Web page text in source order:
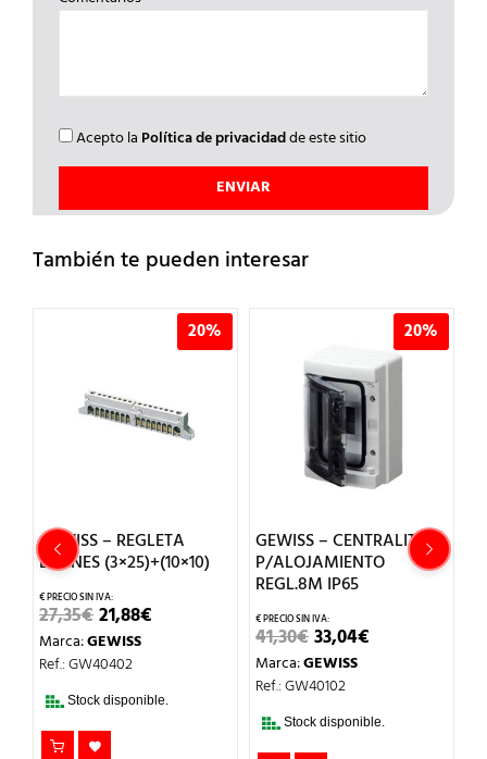
Acepto la Política de privacidadde este sitio
También te pueden interesar
20%
GEWISS – REGLETA
BORNES (3×25)+(10×10)
27,35€EL
PRECIO
ORIGINAL
ERA:
21,88€
Marca:GEWISS
Ref.: GW40402
Stock disponible.
20%
GEWISS – CENTRALITA
P/ALOJAMIENTO
REGL.8M IP65
41,30€EL
PRECIO
ORIGINAL
ERA:
33,04€
Marca:GEWISS
Ref.: GW40102
Stock disponible.